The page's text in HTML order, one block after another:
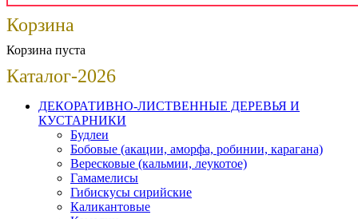
Корзина
Корзина пуста
Каталог-2026
ДЕКОРАТИВНО-ЛИСТВЕННЫЕ ДЕРЕВЬЯ И
КУСТАРНИКИ
Будлеи
Бобовые (акации, аморфа, робинии, карагана)
Вересковые (кальмии, леукотое)
Гамамелисы
Гибискусы сирийские
Каликантовые